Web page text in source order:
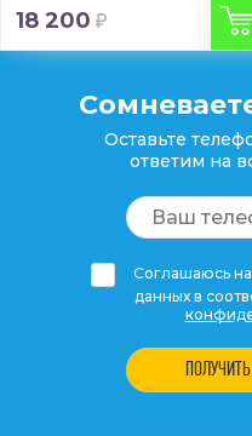
18 200
Оставьте
ответим на
Соглашаюсь
данных в